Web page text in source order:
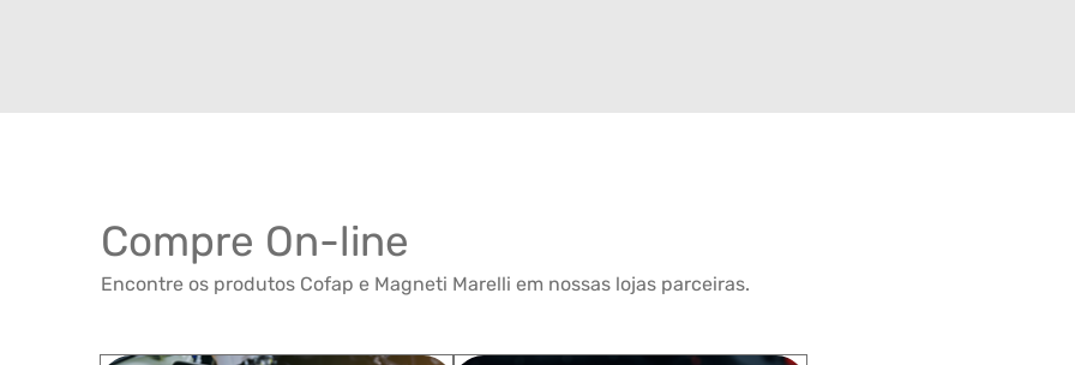
Compre On-line
Encontre os produtos Cofap e Magneti Marelli em nossas lojas parceiras.